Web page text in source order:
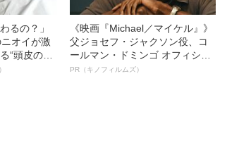
るの？」
オイが激
“頭皮のニ
消す
《映画『Michael／マイケル』》
父ジョセフ・ジャクソン役、コ
ールマン・ドミンゴ オフィシャ
ルインタビュー“観客を魅了した
PR（キノフィルムズ）